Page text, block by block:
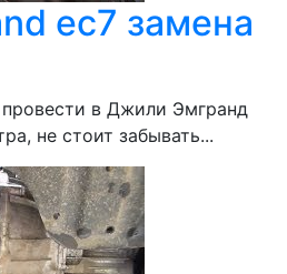
ec7 замена
в Джили Эмгранд
не стоит забывать...